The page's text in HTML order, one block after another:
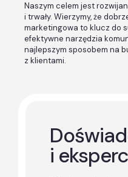
Naszym celem jest
i trwały. Wierzymy, że
marketingowa to klucz do
efektywne narzędzia
najlepszym sposobem na
z klientami.
i